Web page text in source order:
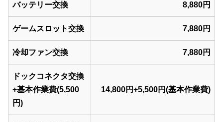
バッテリー交換 8,880円
ゲームスロット交換 7,880円
冷却ファン交換 7,880円
ドックコネクタ交換
+基本作業費(5,500
円)
14,800円+5,500円(基本作業費)